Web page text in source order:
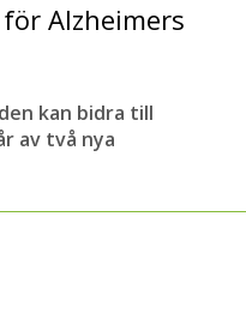
Alzheimers
kan bidra till
av två nya